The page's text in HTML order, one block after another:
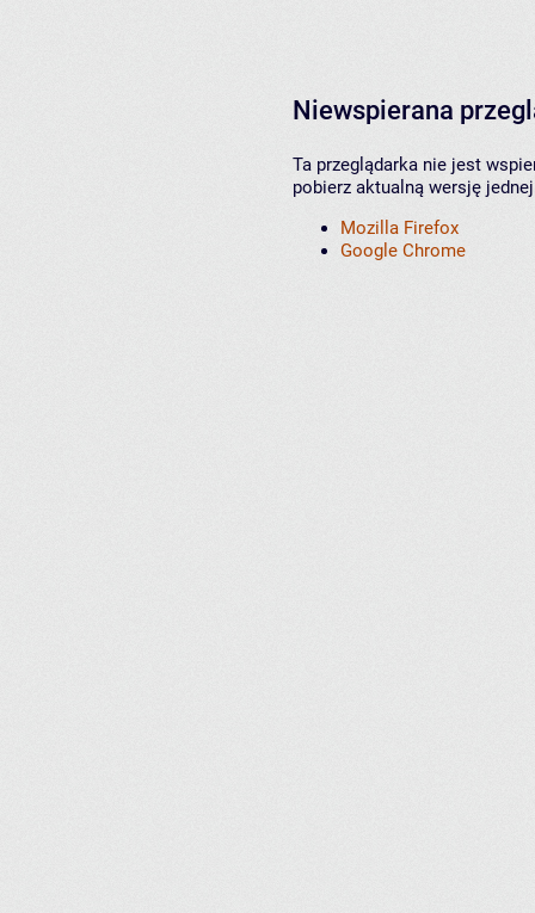
Niewspierana
Ta przeglądarka nie jest
pobierz aktualną wersję
Mozilla Firefox
Google Chrome